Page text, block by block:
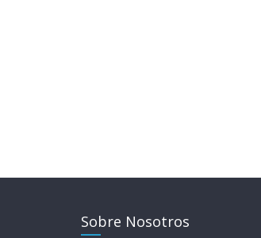
Sobre Nosotros